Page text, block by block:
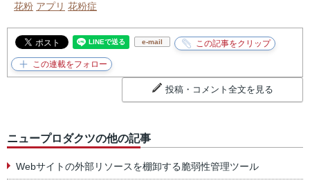
花粉 アプリ 花粉症
e-mail
投稿・コメント全文を見る
ニュープロダクツの他の記事
Webサイトの外部リソースを棚卸する脆弱性管理ツール